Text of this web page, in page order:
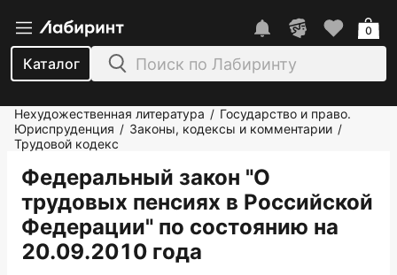
Каталог
0
Нехудожественная литература / Государство и право.
Юриспруденция / Законы, кодексы и комментарии /
Трудовой кодекс
Федеральный закон "О
трудовых пенсиях в Российской
Федерации" по состоянию на
20.09.2010 года